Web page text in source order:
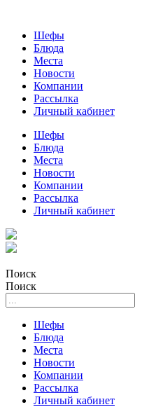
Шефы
Блюда
Места
Новости
Компании
Рассылка
Личный кабинет
Шефы
Блюда
Места
Новости
Компании
Рассылка
Личный кабинет
Поиск
Поиск
Шефы
Блюда
Места
Новости
Компании
Рассылка
Личный кабинет